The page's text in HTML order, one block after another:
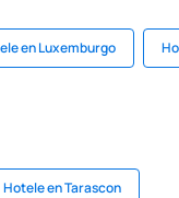
en Luxemburgo
Hotele en Tarascon